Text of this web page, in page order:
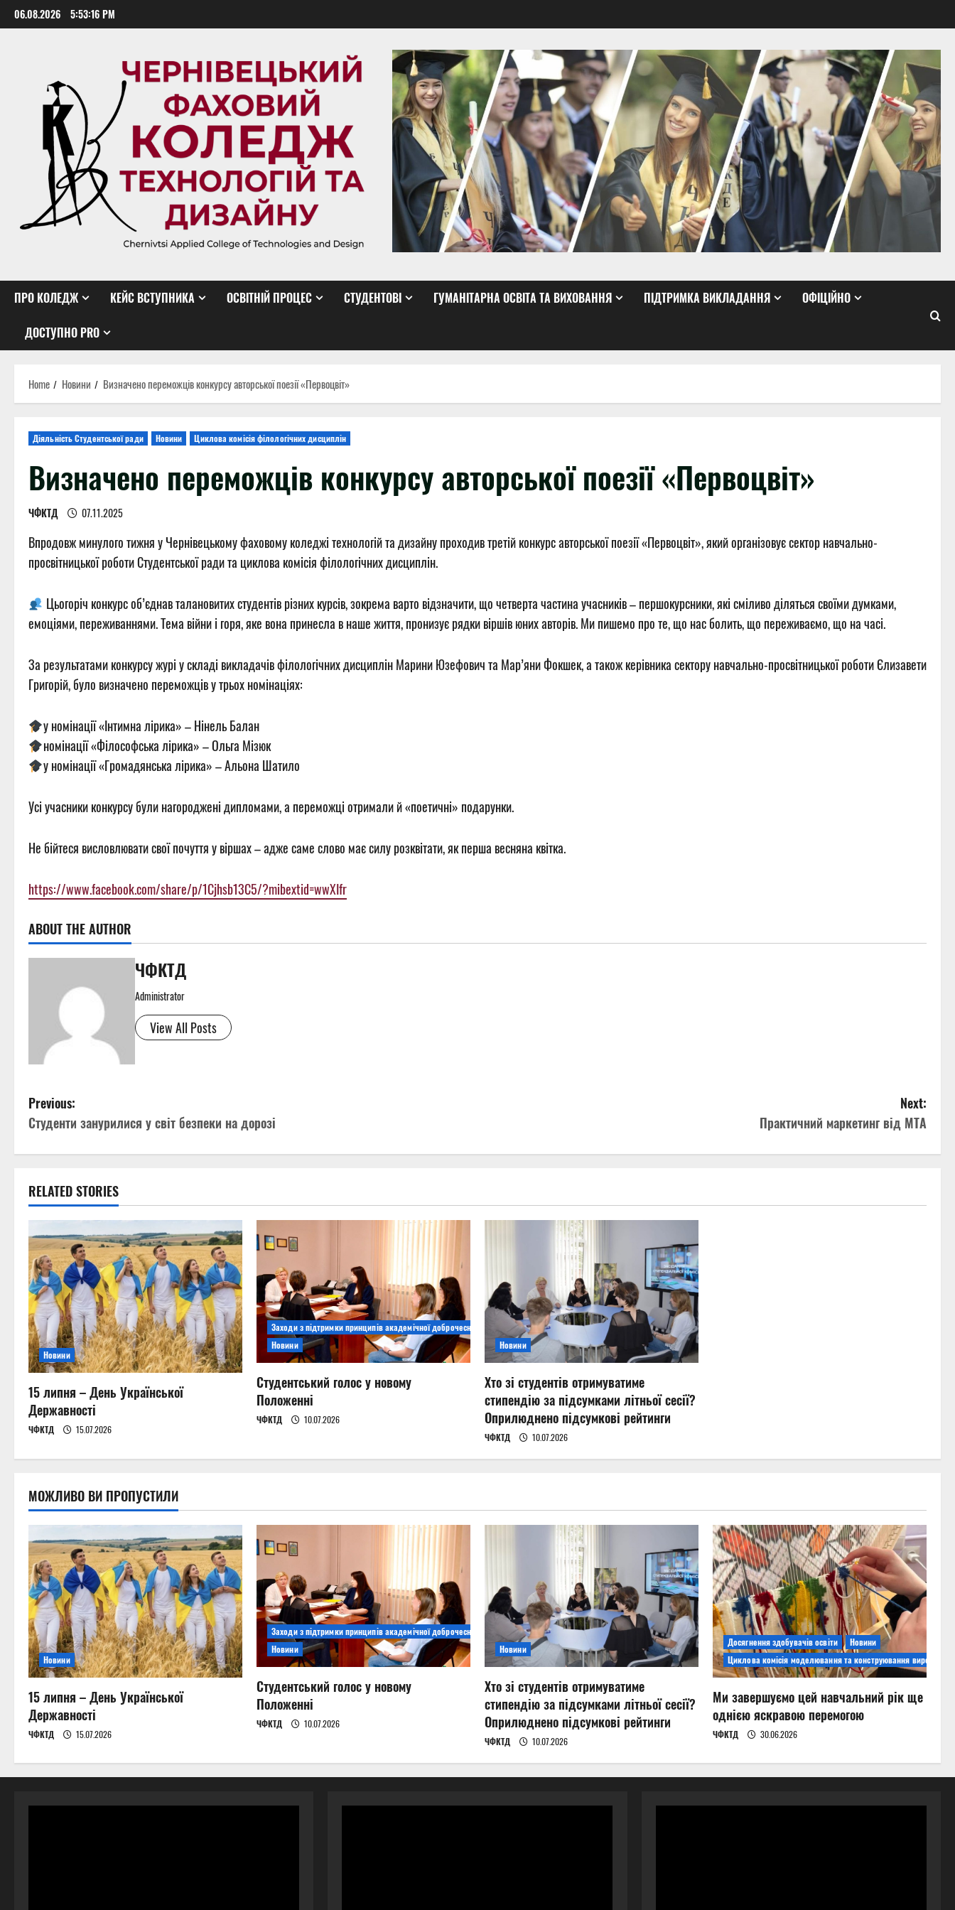
Skip
to
06.08.2026 5:53:17 PM
ПРО КОЛЕДЖ КЕЙС ВСТУПНИКА ОСВІТНІЙ ПРОЦЕС СТУДЕНТОВІ ГУМАНІТАРНА ОСВІТА ТА ВИХОВАННЯ ПІДТРИМКА ВИКЛАДАННЯ ОФІЦІЙНО
ДОСТУПНО PRO
Home Новини Визначено переможців конкурсу авторської поезії «Первоцвіт»
Діяльність Студентської ради Новини Циклова комісія філологічних дисциплін
Визначено переможців конкурсу авторської поезії «Первоцвіт»
ЧФКТД 07.11.2025
Впродовж минулого тижня у Чернівецькому фаховому коледжі технологій та дизайну проходив третій конкурс авторської поезії «Первоцвіт», який організовує сектор навчально-
просвітницької роботи Студентської ради та циклова комісія філологічних дисциплін.
Цьогоріч конкурс об’єднав талановитих студентів різних курсів, зокрема варто відзначити, що четверта частина учасників – першокурсники, які сміливо діляться своїми думками,
емоціями, переживаннями. Тема війни і горя, яке вона принесла в наше життя, пронизує рядки віршів юних авторів. Ми пишемо про те, що нас болить, що переживаємо, що на часі.
За результатами конкурсу журі у складі викладачів філологічних дисциплін Марини Юзефович та Мар’яни Фокшек, а також керівника сектору навчально-просвітницької роботи Єлизавети
Григорій, було визначено переможців у трьох номінаціях:
у номінації «Інтимна лірика» – Нінель Балан
номінації «Філософська лірика» – Ольга Мізюк
у номінації «Громадянська лірика» – Альона Шатило
Усі учасники конкурсу були нагороджені дипломами, а переможці отримали й «поетичні» подарунки.
Не бійтеся висловлювати свої почуття у віршах – адже саме слово має силу розквітати, як перша весняна квітка.
https://www.facebook.com/share/p/1Cjhsb13C5/?mibextid=wwXIfr
ABOUT THE AUTHOR
ЧФКТД
Administrator
View All Posts
P
o
t
n
a
v
i
g
a
t
i
o
n
Previous:
Студенти занурилися у світ безпеки на дорозі
Next:
Практичний маркетинг від МТА
RELATED STORIES
Новини
15 липня – День Української
Державності
ЧФКТД 15.07.2026
Заходи з підтримки принципів академічної доброчесності
Новини
Студентський голос у новому
Положенні
ЧФКТД 10.07.2026
Новини
Хто зі студентів отримуватиме
стипендію за підсумками літньої сесії?
Оприлюднено підсумкові рейтинги
ЧФКТД 10.07.2026
МОЖЛИВО ВИ ПРОПУСТИЛИ
Новини
15 липня – День Української
Державності
ЧФКТД 15.07.2026
Заходи з підтримки принципів академічної доброчесності
Новини
Студентський голос у новому
Положенні
ЧФКТД 10.07.2026
Новини
Хто зі студентів отримуватиме
стипендію за підсумками літньої сесії?
Оприлюднено підсумкові рейтинги
ЧФКТД 10.07.2026
Досягнення здобувачів освіти
Новини
Циклова комісія моделювання та конструювання виробів
Ми завершуємо цей навчальний рік ще
однією яскравою перемогою
ЧФКТД 30.06.2026